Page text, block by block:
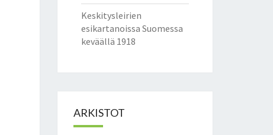
Keskitysleirien
esikartanoissa Suomessa
keväällä 1918
ARKISTOT